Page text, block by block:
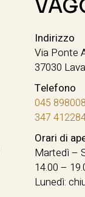
Indirizzo
Via Ponte
37030
Telefono
045
347
Orari di
Martedì –
14.00 –
Lunedì: